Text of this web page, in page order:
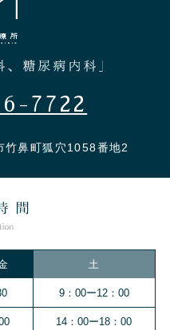
7722
鼻町狐穴1058番地2
土
9：00ー12：00
14：00ー18：00